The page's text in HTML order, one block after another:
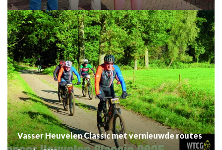
Vasser Heuvelen Classic met vernieuwde routes